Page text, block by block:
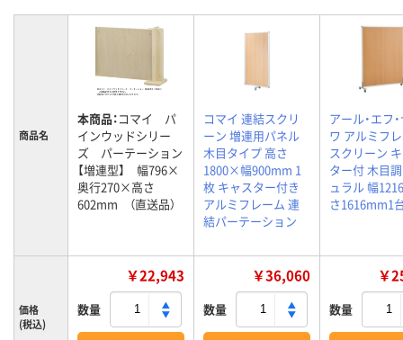
商品名
本商品：コマイ パ
インウッドシリー
ズ パーテーション
【増連型】 幅796×
奥行270×高さ
602mm （直送品）
コマイ 連結スクリ
ーン 増連用パネル
木目タイプ 高さ
1800×幅900mm 1
枚 キャスター付き
アルミフレーム 連
結パーテーション
アール・エフ
ワ アルミフ
スクリーン
ター付 木目
ュラル 幅
さ1616mm1
価格
(税込)
￥22,943
数量
￥36,060
数量
￥
数量